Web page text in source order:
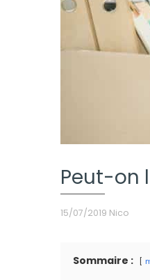
Peut-on
15/07/2019 Nico
Sommaire :